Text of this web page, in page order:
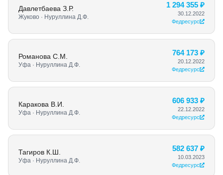
Давлетбаева З.Р.
Жуково · Нуруллина Д.Ф.
1 294 355 ₽
30.12.2022
Федресурс
Романова С.М.
Уфа · Нуруллина Д.Ф.
764 173 ₽
20.12.2022
Федресурс
Каракова В.И.
Уфа · Нуруллина Д.Ф.
606 933 ₽
22.12.2022
Федресурс
Тагиров К.Ш.
Уфа · Нуруллина Д.Ф.
582 637 ₽
10.03.2023
Федресурс